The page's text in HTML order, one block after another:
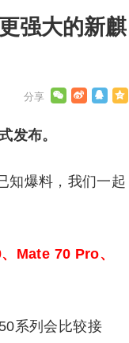
强大的新麒
发布。
知爆料，我们一起
Mate 70 Pro、
系列会比较接